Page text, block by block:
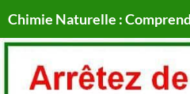
au
contenu